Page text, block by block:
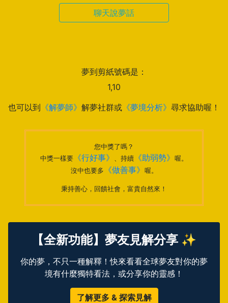
聊天說夢話
夢到剪紙號碼是：
1,10
也可以到 《解夢師》 解夢社群或 《夢境分析》 尋求協助喔！
您中獎了嗎？
中獎一樣要 《行好事》 、持續 《助弱勢》 喔。
沒中也要多
《做善事》 喔。
秉持善心，回饋社會，富貴自然來！
【全新功能】夢友見解分享 ✨
你的夢，不只一種解釋！快來看看全球夢友對你的夢
境有什麼獨特看法，或分享你的靈感！
了解更多 & 探索見解